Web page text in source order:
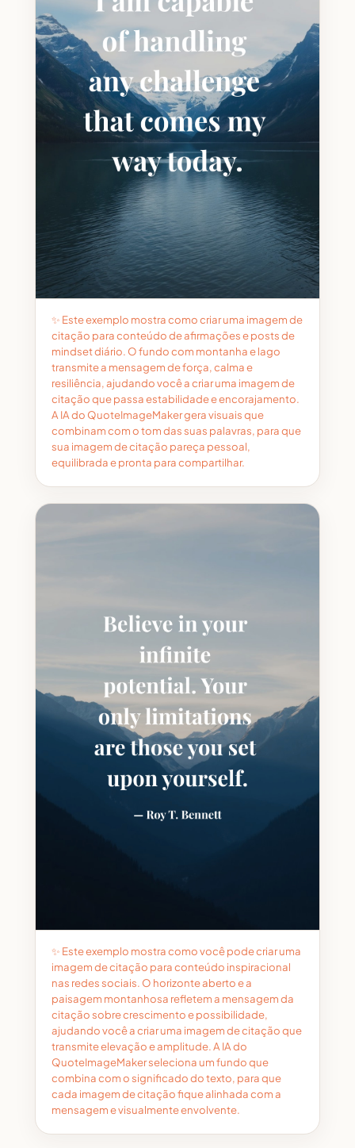
✨ Este exemplo mostra como criar uma imagem de
citação para conteúdo de afirmações e posts de
mindset diário. O fundo com montanha e lago
transmite a mensagem de força, calma e
resiliência, ajudando você a criar uma imagem de
citação que passa estabilidade e encorajamento.
A IA do QuoteImageMaker gera visuais que
combinam com o tom das suas palavras, para que
sua imagem de citação pareça pessoal,
equilibrada e pronta para compartilhar.
✨ Este exemplo mostra como você pode criar uma
imagem de citação para conteúdo inspiracional
nas redes sociais. O horizonte aberto e a
paisagem montanhosa refletem a mensagem da
citação sobre crescimento e possibilidade,
ajudando você a criar uma imagem de citação que
transmite elevação e amplitude. A IA do
QuoteImageMaker seleciona um fundo que
combina com o significado do texto, para que
cada imagem de citação fique alinhada com a
mensagem e visualmente envolvente.